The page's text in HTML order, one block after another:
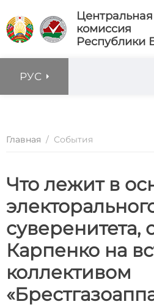
комиссия
Республики
РУС
Главная / События
Что лежит в
суверенитета,
Карпенко на
коллективом